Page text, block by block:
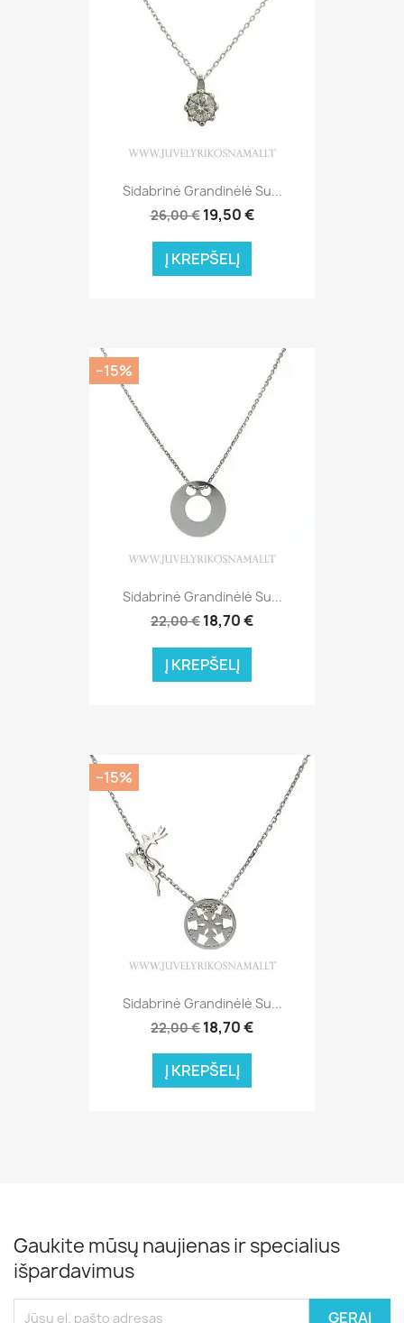
Sidabrinė Grandinėlė Su...
26,00 € 19,50 €
Į KREPŠELĮ
Sidabrinė Grandinėlė Su...
22,00 € 18,70 €
Į KREPŠELĮ
−15%
Sidabrinė Grandinėlė Su...
22,00 € 18,70 €
Į KREPŠELĮ
−15%
Gaukite mūsų naujienas ir specialius
išpardavimus